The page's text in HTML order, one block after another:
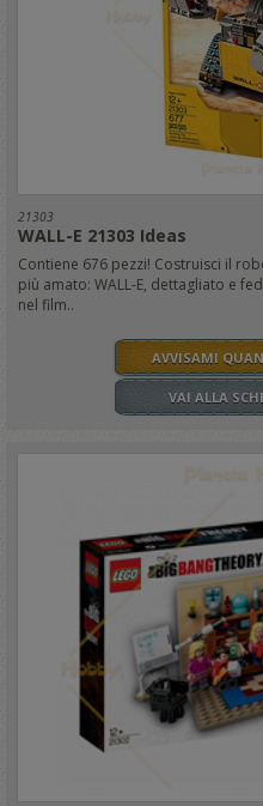
21303
WALL-E 21303 Ideas
Contiene 676 pezzi! Costruisci il
più amato: WALL-E, dettagliato e
nel film..
AVVISAMI
VAI ALLA